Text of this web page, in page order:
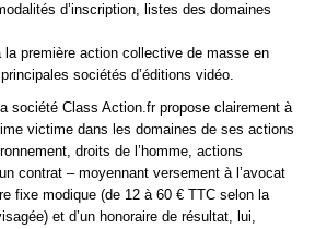
d’inscription, listes des domaines
première action collective de masse en
sociétés d’éditions vidéo.
société Class Action.fr propose clairement à
victime dans les domaines de ses actions
droits de l’homme, actions
contrat – moyennant versement à l’avocat
fixe modique (de 12 à 60 € TTC selon la
et d’un honoraire de résultat, lui,